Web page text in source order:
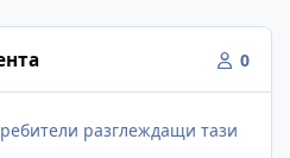
0
разглеждащи тази